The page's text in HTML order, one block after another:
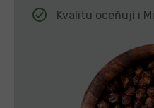
Kvalitu oceňují i